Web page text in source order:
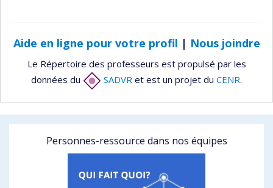
Aide en ligne pour votre profil | Nous joindre
Le Répertoire des professeurs est propulsé par les
données du
SADVR et est un projet du CENR.
Personnes-ressource dans nos équipes